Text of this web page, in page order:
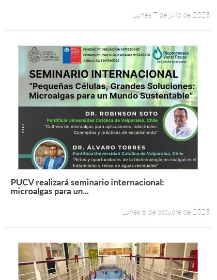
Lunes 7 de julio de 2025
Leer más +
PUCV realizará seminario internacional:
microalgas para un...
Lunes 6 de octubre de 2025